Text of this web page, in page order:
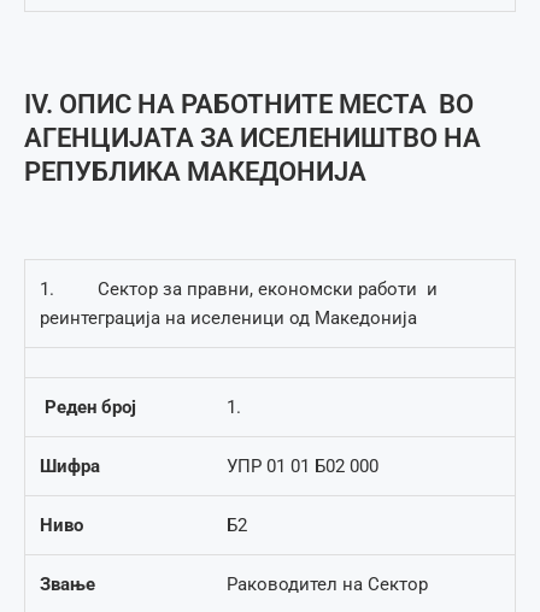
IV. ОПИС НА РАБОТНИТЕ МЕСТА ВО
АГЕНЦИЈАТА ЗА ИСЕЛЕНИШТВО НА
РЕПУБЛИКА МАКЕДОНИЈА
1. Сектор за правни, економски работи и
реинтеграција на иселеници од Македонија
Реден број 1.
Шифра УПР 01 01 Б02 000
Ниво Б2
Звање Раководител на Сектор